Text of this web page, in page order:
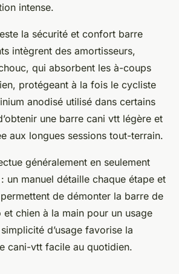
intense.
la sécurité et confort barre
intègrent des amortisseurs,
qui absorbent les à-coups
protégeant à la fois le cycliste
anodisé utilisé dans certains
une barre cani vtt légère et
aux longues sessions tout-terrain.
généralement en seulement
un manuel détaille chaque étape et
de démonter la barre de
chien à la main pour un usage
d’usage favorise la
cani-vtt facile au quotidien.